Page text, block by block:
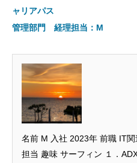
ャリアパス
管理部門 経理担当：M
名前 M 入社 2023年 前職 IT
担当 趣味 サーフィン １．